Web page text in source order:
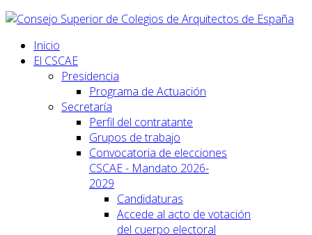
Inicio
El CSCAE
Presidencia
Programa de Actuación
Secretaría
Perfil del contratante
Grupos de trabajo
Convocatoria de elecciones
CSCAE - Mandato 2026-
2029
Candidaturas
Accede al acto de votación
del cuerpo electoral